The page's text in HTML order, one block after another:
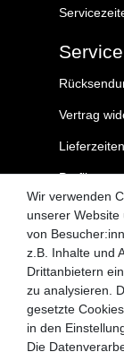
Service
Vertrag
Lieferzeiten
Profil
Kontakt
AGB
Wir verwenden
unserer
von
z.B. Inhalte und
Drittanbietern
zu analysieren.
gesetzte
in den
Die